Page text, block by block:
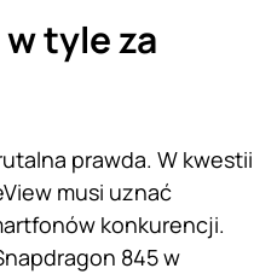
tyle za
prawda. W kwestii
musi uznać
konkurencji.
845 w